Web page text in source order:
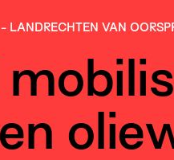
- LAND­RECHTEN VAN